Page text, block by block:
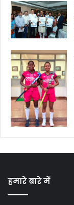
हमारे बारे में